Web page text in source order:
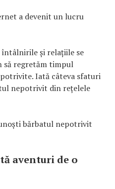
a devenit un lucru
întâlnirile și relațiile se
să regretăm timpul
Iată câteva sfaturi
nepotrivit din rețelele
bărbatul nepotrivit
aventuri de o